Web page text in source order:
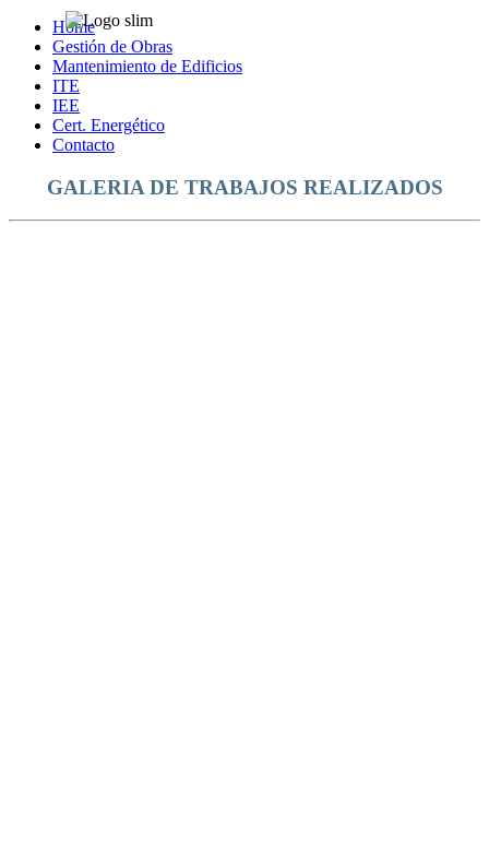
Home
Gestión de Obras
Mantenimiento de Edificios
ITE
IEE
Cert. Energético
Contacto
GALERIA DE TRABAJOS REALIZADOS